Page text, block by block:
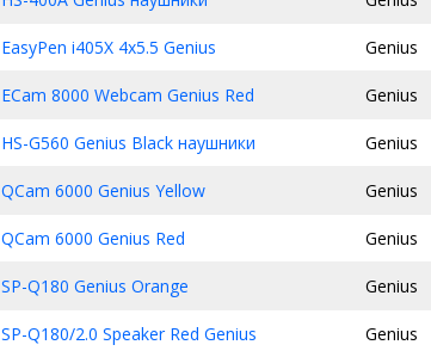
EasyPen i405X 4x5.5 Genius Genius
ECam 8000 Webcam Genius Red Genius
HS-G560 Genius Black наушники Genius
QCam 6000 Genius Yellow Genius
QCam 6000 Genius Red Genius
SP-Q180 Genius Orange Genius
SP-Q180/2.0 Speaker Red Genius Genius